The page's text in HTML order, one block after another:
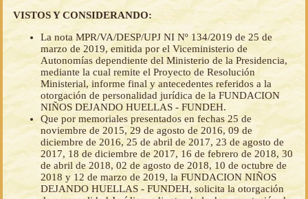
VISTOS Y CONSIDERANDO:
La nota MPR/VA/DESP/UPJ NI Nº 134/2019 de 25 de
marzo de 2019, emitida por el Viceministerio de
Autonomías dependiente del Ministerio de la Presidencia,
mediante la cual remite el Proyecto de Resolución
Ministerial, informe final y antecedentes referidos a la
otorgación de personalidad jurídica de la FUNDACION
NIÑOS DEJANDO HUELLAS - FUNDEH.
Que por memoriales presentados en fechas 25 de
noviembre de 2015, 29 de agosto de 2016, 09 de
diciembre de 2016, 25 de abril de 2017, 23 de agosto de
2017, 18 de diciembre de 2017, 16 de febrero de 2018, 30
de abril de 2018, 02 de agosto de 2018, 10 de octubre de
2018 y 12 de marzo de 2019, la FUNDACION NIÑOS
DEJANDO HUELLAS - FUNDEH, solicita la otorgación